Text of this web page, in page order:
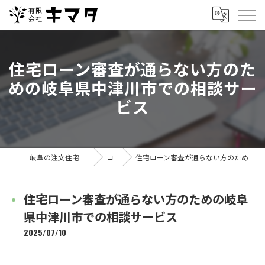
住宅ローン審査が通らない方のた
めの岐阜県中津川市での相談サー
ビス
コラム 住宅ローン審査が通らない方のための岐阜県中津川市での相談サービス
住宅ローン審査が通らない方のための岐阜
県中津川市での相談サービス
2025/07/10